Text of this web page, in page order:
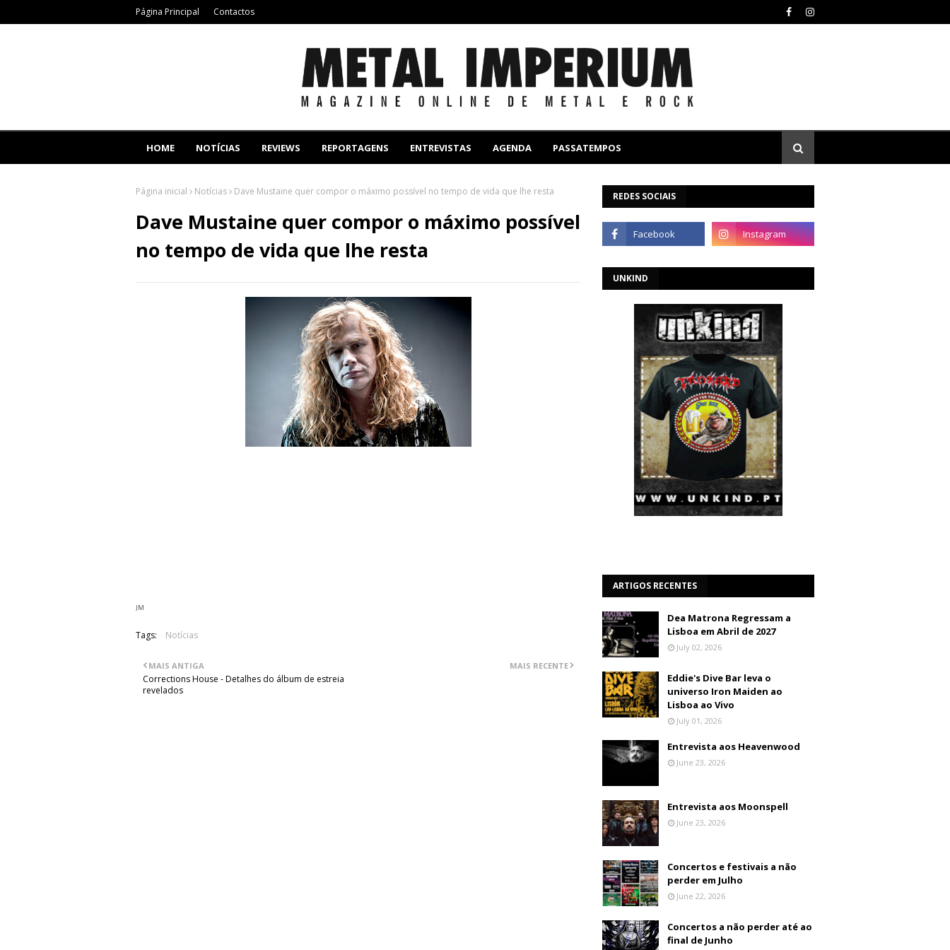
Página Principal Contactos
HOME NOTÍCIAS REVIEWS REPORTAGENS ENTREVISTAS AGENDA PASSATEMPOS
Página inicial Notícias Dave Mustaine quer compor o máximo possível no tempo de vida que lhe resta
Dave Mustaine quer compor o máximo possível
no tempo de vida que lhe resta
JM
Tags: Notícias
MAIS RECENTE
MAIS ANTIGA
Corrections House - Detalhes do álbum de estreia
revelados
REDES SOCIAIS
UNKIND
ARTIGOS RECENTES
Dea Matrona Regressam a
Lisboa em Abril de 2027
July 02, 2026
Eddie's Dive Bar leva o
universo Iron Maiden ao
Lisboa ao Vivo
July 01, 2026
Entrevista aos Heavenwood
June 23, 2026
Entrevista aos Moonspell
June 23, 2026
Concertos e festivais a não
perder em Julho
June 22, 2026
Concertos a não perder até ao
final de Junho